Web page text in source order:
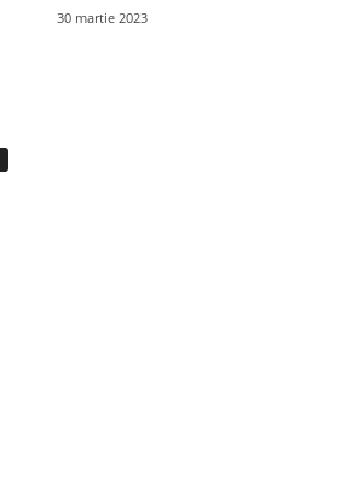
30 martie 2023